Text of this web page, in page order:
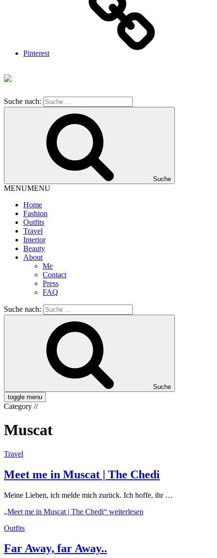
Pinterest
Suche nach:
Suche
MENUMENU
Home
Fashion
Outfits
Travel
Interior
Beauty
About
Me
Contact
Press
FAQ
Suche nach:
Suche
toggle menu
Category //
Muscat
Travel
Meet me in Muscat | The Chedi
Meine Lieben, ich melde mich zurück. Ich hoffe, ihr …
„Meet me in Muscat | The Chedi“ weiterlesen
Outfits
Far Away, far Away..